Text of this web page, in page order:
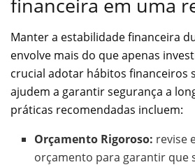
financeira em uma
Manter a estabilidade financeira
envolve mais do que apenas
crucial adotar hábitos financeiros
ajudem a garantir segurança a
práticas recomendadas incluem:
Orçamento Rigoroso: revise
orçamento para garantir que